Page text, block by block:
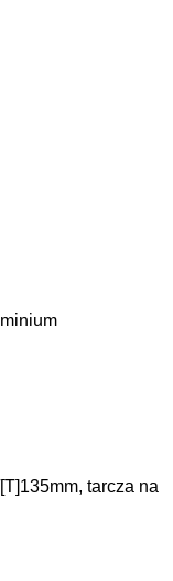
tarcza na